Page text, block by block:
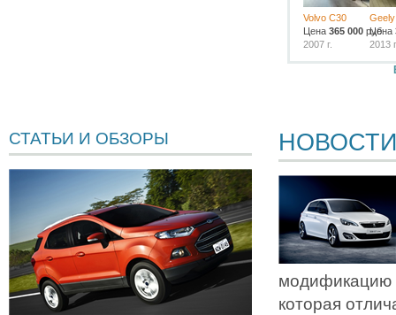
Volvo C30
Цена 365 000 руб.
2007 г.
Цена
2013
СТАТЬИ И ОБЗОРЫ НОВОСТИ
модификацию
которая